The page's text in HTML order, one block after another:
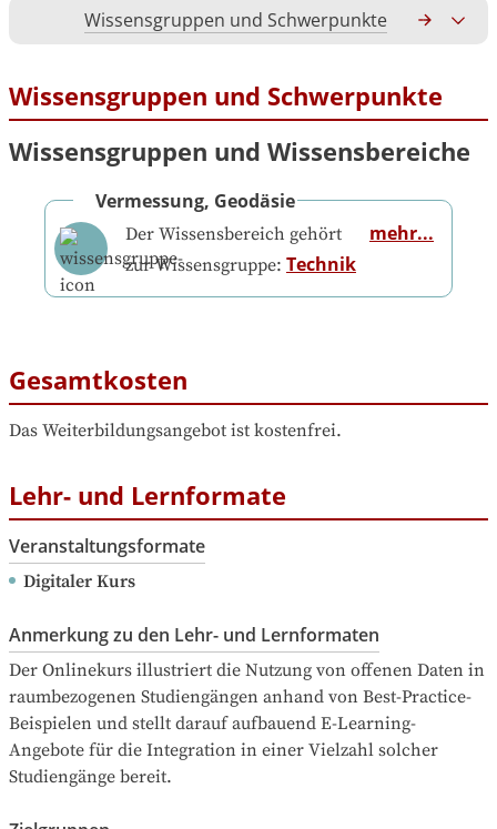
Wissensgruppen und Schwerpunkte
Wissensgruppen und Schwerpunkte
Wissensgruppen und Wissensbereiche
Vermessung, Geodäsie
Der Wissensbereich gehört
zur Wissensgruppe: Technik
mehr...
Gesamtkosten
Das Weiterbildungsangebot ist kostenfrei.
Lehr- und Lernformate
Veranstaltungsformate
Digitaler Kurs
Anmerkung zu den Lehr- und Lernformaten
Der Onlinekurs illustriert die Nutzung von offenen Daten in
raumbezogenen Studiengängen anhand von Best-Practice-
Beispielen und stellt darauf aufbauend E-Learning-
Angebote für die Integration in einer Vielzahl solcher
Studiengänge bereit.